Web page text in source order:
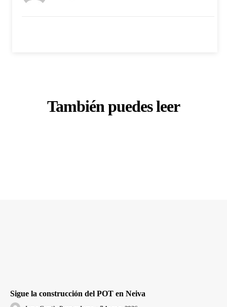
También puedes leer
Sigue la construcción del POT en Neiva